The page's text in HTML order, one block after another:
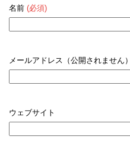
名前 (必須)
メールアドレス（公開されません）
ウェブサイト